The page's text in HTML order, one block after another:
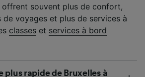
souvent plus de confort,
de voyages et plus de services à
classes et services à bord
plus rapide de Bruxelles à